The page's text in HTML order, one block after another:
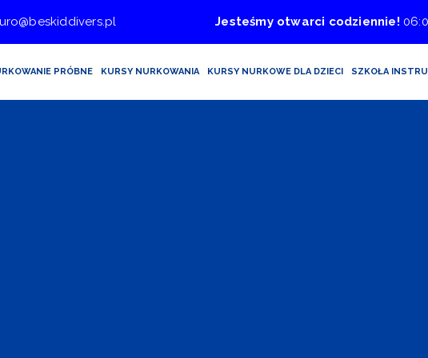
Jesteśmy otwarci codziennie!
PRÓBNE KURSY NURKOWANIA KURSY NURKOWE DLA DZIECI SZKOŁA